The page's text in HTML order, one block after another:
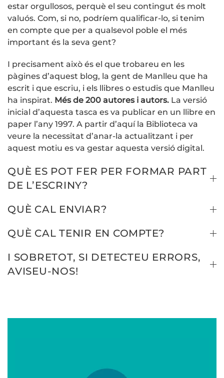
estar orgullosos, perquè el seu contingut és molt
valuós. Com, si no, podríem qualificar-lo, si tenim
en compte que per a qualsevol poble el més
important és la seva gent?
I precisament això és el que trobareu en les
pàgines d’aquest blog, la gent de Manlleu que ha
escrit i que escriu, i els llibres o estudis que Manlleu
ha inspirat. Més de 200 autores i autors. La versió
inicial d’aquesta tasca es va publicar en un llibre en
paper l’any 1997. A partir d’aquí la Biblioteca va
veure la necessitat d’anar-la actualitzant i per
aquest motiu es va gestar aquesta versió digital.
QUÈ ES POT FER PER FORMAR PART
DE L’ESCRINY?
QUÈ CAL ENVIAR?
QUÈ CAL TENIR EN COMPTE?
I SOBRETOT, SI DETECTEU ERRORS,
AVISEU-NOS!